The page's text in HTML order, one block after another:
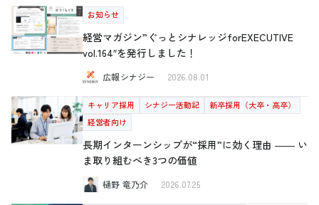
お知らせ
経営マガジン”ぐっとシナレッジforEXECUTIVE
vol.164″を発行しました！
広報シナジー 2026.08.01
キャリア採用 シナジー活動記
新卒採用（大卒・高卒）
経営者向け
長期インターンシップが“採用”に効く理由 ―― い
ま取り組むべき3つの価値
樋野 竜乃介 2026.07.25